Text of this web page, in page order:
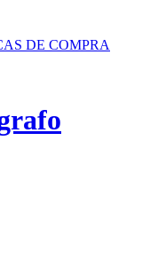
DE COMPRA